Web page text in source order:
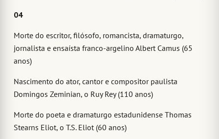
04
Morte do escritor, filósofo, romancista, dramaturgo,
jornalista e ensaísta franco-argelino Albert Camus (65
anos)
Nascimento do ator, cantor e compositor paulista
Domingos Zeminian, o Ruy Rey (110 anos)
Morte do poeta e dramaturgo estadunidense Thomas
Stearns Eliot, o T.S. Eliot (60 anos)